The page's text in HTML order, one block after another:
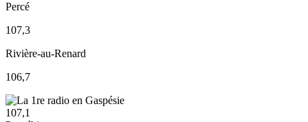
Percé
107,3
Rivière-au-Renard
106,7
107,1